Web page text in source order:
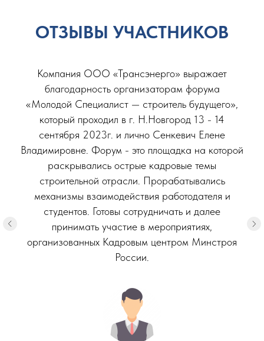
ОТЗЫВЫ УЧАСТНИКОВ
Компания ООО «Трансэнерго» выражает
благодарность организаторам форума
«Молодой Специалист — строитель будущего»,
который проходил в г. Н.Новгород 13 - 14
сентября 2023г. и лично Сенкевич Елене
Владимировне. Форум - это площадка на которой
раскрывались острые кадровые темы
строительной отрасли. Прорабатывались
механизмы взаимодействия работодателя и
студентов. Готовы сотрудничать и далее
принимать участие в мероприятиях,
организованных Кадровым центром Минстроя
России.